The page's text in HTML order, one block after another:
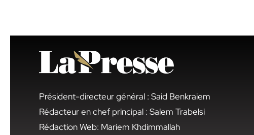
Président-directeur général : Said Benkraiem
Rédacteur en chef principal : Salem Trabelsi
Rédaction Web: Mariem Khdimmallah